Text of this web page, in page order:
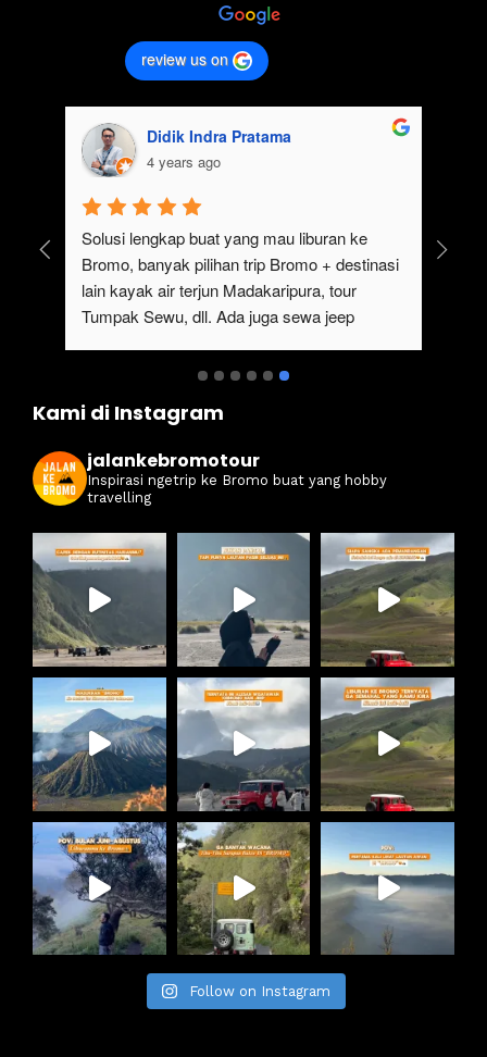
review us on
Didik Indra Pratama
4 years ago
Solusi lengkap buat yang mau liburan ke
Bromo, banyak pilihan trip Bromo + destinasi
lain kayak air terjun Madakaripura, tour
Tumpak Sewu, dll. Ada juga sewa jeep
Kami di Instagram
jalankebromotour
Inspirasi ngetrip ke Bromo buat yang hobby
travelling
Follow on Instagram